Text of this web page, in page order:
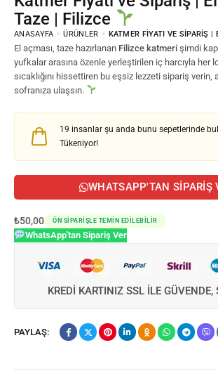
Taze | Filizce
ANASAYFA ÜRÜNLER KATMER FIYATI VE SIPARIŞ
El açması, taze hazırlanan Filizce katmeri şimdi
yufkalar arasına özenle yerleştirilen iç harcıyla her
sıcaklığını hissettiren bu eşsiz lezzeti sipariş verin,
sofranıza ulaşsın.
19 insanlar şu anda bunu sepetlerinde
Tükeniyor!
WHATSAPP'TAN SIPARIŞ
₺50,00 ÖN SIPARIŞLE TEMIN EDILEBILIR
WhatsApp'tan Sipariş Ver
KREDI KARTINIZ SSL ILE GÜVENDE,
PAYLAŞ: